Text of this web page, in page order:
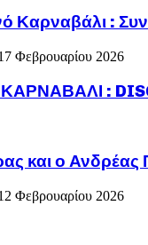
Καρναβάλι :
Φεβρουαρίου 2026
:
και ο
Φεβρουαρίου 2026